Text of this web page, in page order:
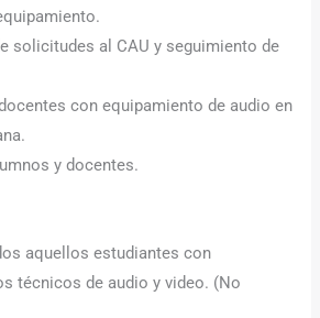
solicitudes al CAU y seguimiento de
con equipamiento de audio en
y docentes.
aquellos estudiantes con
técnicos de audio y video. (No